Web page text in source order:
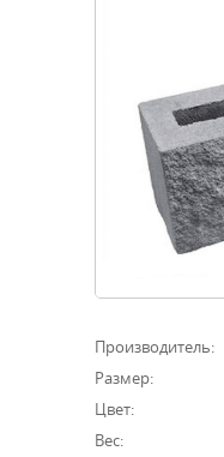
Производитель:
Размер:
Цвет:
Вес: